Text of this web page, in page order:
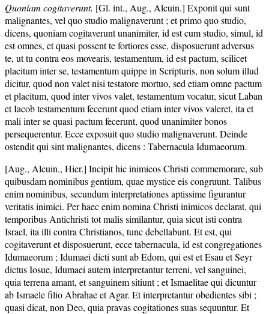
Quoniam cogitaverunt. [Gl. int., Aug., Alcuin.] Exponit qui sunt
malignantes, vel quo studio malignaverunt ; et primo quo studio,
dicens, quoniam cogitaverunt unanimiter, id est cum studio, simul, id
est omnes, et quasi possent te fortiores esse, disposuerunt adversus
te, ut tu contra eos movearis, testamentum, id est pactum, scilicet
placitum inter se, testamentum quippe in Scripturis, non solum illud
dicitur, quod non valet nisi testatore mortuo, sed etiam omne pactum
et placitum, quod inter vivos valet, testamentum vocatur, sicut Laban
et Iacob testamentum fecerunt quod etiam inter vivos valeret, ita et
mali inter se quasi pactum fecerunt, quod unanimiter bonos
persequerentur. Ecce exposuit quo studio malignaverunt. Deinde
ostendit qui sint malignantes, dicens : Tabernacula Idumaeorum.
[Aug., Alcuin., Hier.] Incipit hic inimicos Christi commemorare, sub
quibusdam nominibus gentium, quae mystice eis congruunt. Talibus
enim nominibus, secundum interpretationes aptissime figurantur
veritatis inimici. Per haec enim nomina Christi inimicos declarat, qui
temporibus Antichristi tot malis similantur, quia sicut isti contra
Israel, ita illi contra Christianos, tunc debellabunt. Et est, qui
cogitaverunt et disposuerunt, ecce tabernacula, id est congregationes
Idumaeorum ; Idumaei dicti sunt ab Edom, qui est et Esau et Seyr
dictus Iosue, Idumaei autem interpretantur terreni, vel sanguinei,
quia terrena amant, et sanguinem sitiunt ; et Ismaelitae qui dicuntur
ab Ismaele filio Abrahae et Agar. Et interpretantur obedientes sibi ;
quasi dicat, non Deo, quia pravas cogitationes suas sequuntur. Et